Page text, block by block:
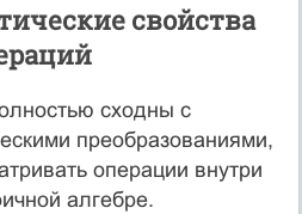
свойства
сходны с
преобразованиями,
операции внутри
алгебре.